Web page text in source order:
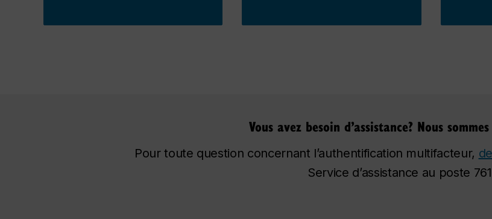
Vous avez besoin d’assistance? Nous
Pour toute question concernant l’authentification multifacteur,
Service d’assistance au poste